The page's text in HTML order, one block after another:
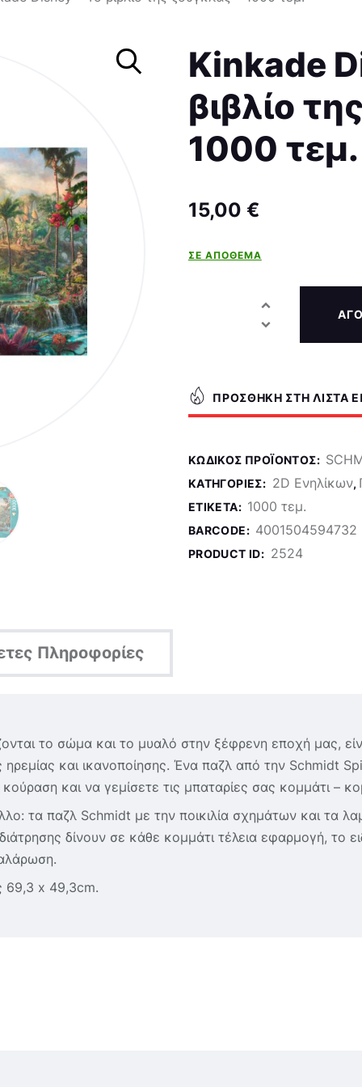
Kinkade
βιβλίο
1000 τεμ.
15,00 €
ΣΕ ΑΠΌΘΕΜΑ
ΠΡΟΣΘΉΚΗ ΣΤΗ ΛΊΣΤΑ
ΚΩΔΙΚΌΣ ΠΡΟΪΌΝΤΟΣ:
ΚΑΤΗΓΟΡΊΕΣ: 2D Ενηλίκων,
ΕΤΙΚΈΤΑ: 1000 τεμ.
BARCODE: 4001504594732
PRODUCT ID: 2524
Πληροφορίες
το σώμα και το μυαλό στην ξέφρενη εποχή μας,
και ικανοποίησης. Ένα παζλ από την Schmidt
και να γεμίσετε τις μπαταρίες σας κομμάτι –
τα παζλ Schmidt με την ποικιλία σχημάτων και τα
δίνουν σε κάθε κομμάτι τέλεια εφαρμογή, το
69,3 x 49,3cm.